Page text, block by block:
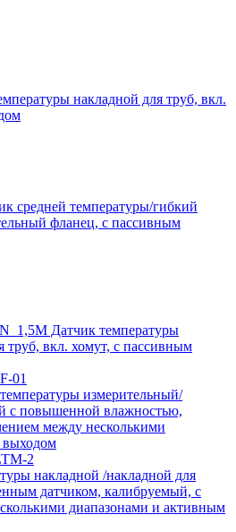
накладной для труб, вкл.
средней температуры/гибкий
фланец, с пассивным
Датчик температуры
труб, вкл. хомут, с пассивным
измерительный/
с повышенной влажностью,
между несколькими
выходом
накладной /накладной для
датчиком, калибруемый, с
диапазонами и активным